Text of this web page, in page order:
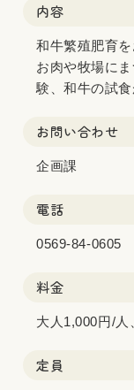
内容
和牛繁殖肥育
お肉や牧場に
験、和牛の試食
お問い合わせ
企画課
電話
0569-84-0605
料金
大人1,000円/人
定員